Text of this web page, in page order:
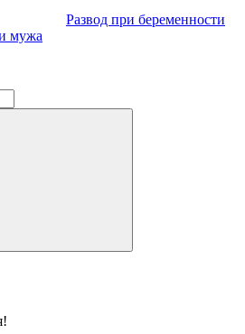
Развод при беременности
мужа